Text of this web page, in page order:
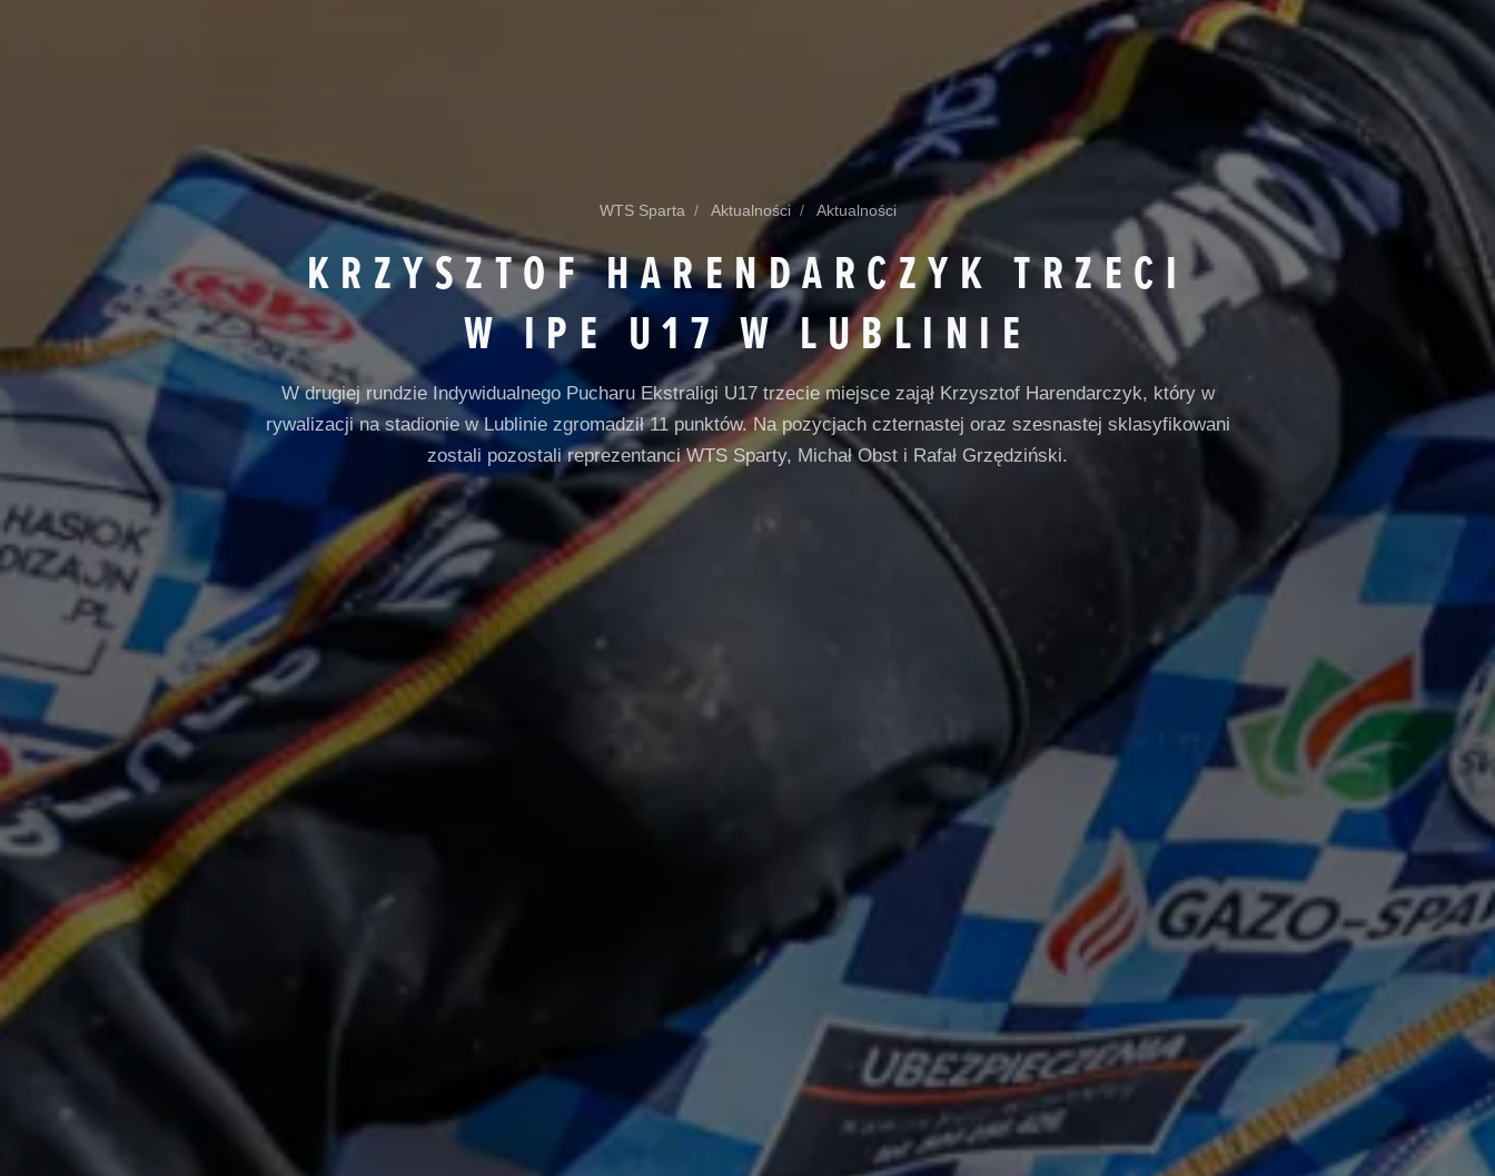
WTS Sparta Aktualności Aktualności
KRZYSZTOF HARENDARCZYK TRZECI
W IPE U17 W LUBLINIE
W drugiej rundzie Indywidualnego Pucharu Ekstraligi U17 trzecie miejsce zajął Krzysztof Harendarczyk, który w
rywalizacji na stadionie w Lublinie zgromadził 11 punktów. Na pozycjach czternastej oraz szesnastej sklasyfikowani
zostali pozostali reprezentanci WTS Sparty, Michał Obst i Rafał Grzędziński.